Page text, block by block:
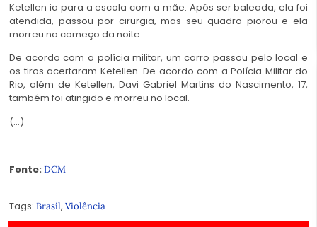
Ketellen ia para a escola com a mãe. Após ser baleada, ela foi
atendida, passou por cirurgia, mas seu quadro piorou e ela
morreu no começo da noite.
De acordo com a polícia militar, um carro passou pelo local e
os tiros acertaram Ketellen. De acordo com a Polícia Militar do
Rio, além de Ketellen, Davi Gabriel Martins do Nascimento, 17,
também foi atingido e morreu no local.
(…)
Fonte: DCM
Tags: Brasil, Violência